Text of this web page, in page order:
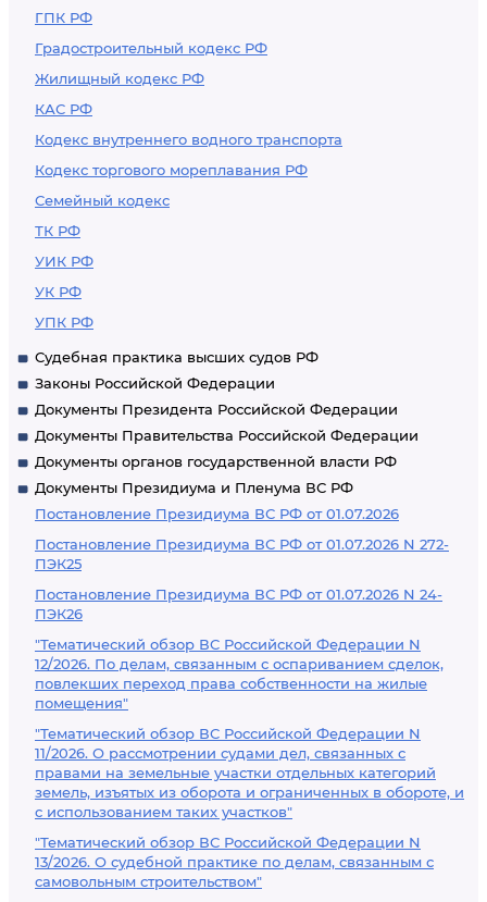
ГПК РФ
Градостроительный кодекс РФ
Жилищный кодекс РФ
КАС РФ
Кодекс внутреннего водного транспорта
Кодекс торгового мореплавания РФ
Семейный кодекс
ТК РФ
УИК РФ
УК РФ
УПК РФ
Судебная практика высших судов РФ
Законы Российской Федерации
Документы Президента Российской Федерации
Документы Правительства Российской Федерации
Документы органов государственной власти РФ
Документы Президиума и Пленума ВС РФ
Постановление Президиума ВС РФ от 01.07.2026
Постановление Президиума ВС РФ от 01.07.2026 N 272-
ПЭК25
Постановление Президиума ВС РФ от 01.07.2026 N 24-
ПЭК26
"Тематический обзор ВС Российской Федерации N
12/2026. По делам, связанным с оспариванием сделок,
повлекших переход права собственности на жилые
помещения"
"Тематический обзор ВС Российской Федерации N
11/2026. О рассмотрении судами дел, связанных с
правами на земельные участки отдельных категорий
земель, изъятых из оборота и ограниченных в обороте, и
с использованием таких участков"
"Тематический обзор ВС Российской Федерации N
13/2026. О судебной практике по делам, связанным с
самовольным строительством"